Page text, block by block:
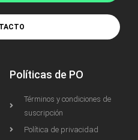
Políticas de PO
Términos y condiciones de
suscripción
Política de privacidad